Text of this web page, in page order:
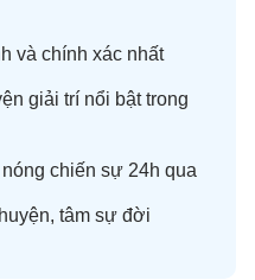
và chính xác nhất
giải trí nổi bật trong
nóng chiến sự 24h qua
tâm sự đời